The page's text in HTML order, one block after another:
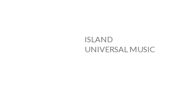
ISLAND
UNIVERSAL MUSIC